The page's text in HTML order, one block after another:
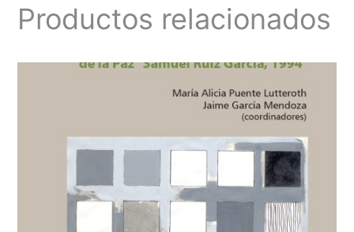
Productos relacionados